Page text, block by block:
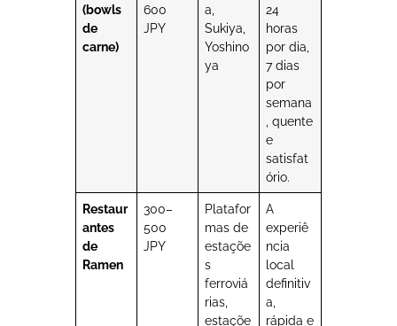
(bowls
de
carne)
600
JPY
a,
Sukiya,
Yoshino
ya
24
horas
por dia,
7 dias
por
semana
, quente
e
satisfat
ório.
Restaur
antes
de
Ramen
300–
500
JPY
Platafor
mas de
estaçõe
s
ferroviá
rias,
estaçõe
A
experiê
ncia
local
definitiv
a,
rápida e